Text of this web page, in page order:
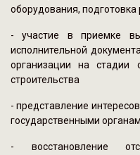
оборудования,
- участие в приемке
исполнительной
организации на стадии
строительства
- представление
государственными
- восстановление